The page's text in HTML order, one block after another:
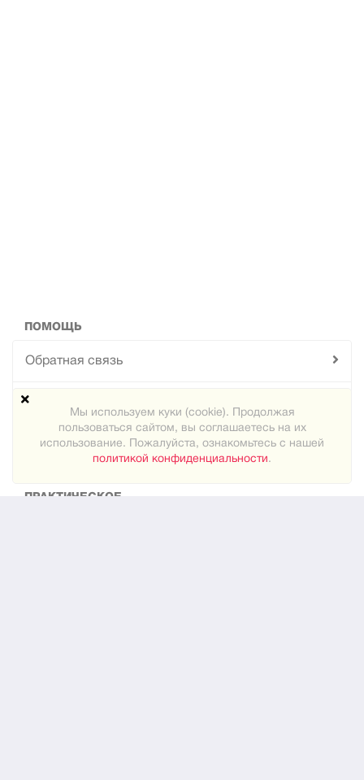
ПОМОЩЬ
Обратная связь
Техподдержка
Карта сайта
ПРАКТИЧЕСКОЕ
Мы используем куки (cookie). Продолжая
пользоваться сайтом, вы соглашаетесь на их
использование. Пожалуйста, ознакомьтесь с нашей
политикой конфиденциальности.